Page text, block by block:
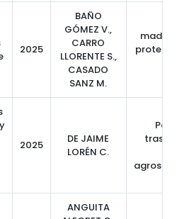
2025
BAÑO
GÓMEZ V.,
CARRO
LLORENTE S.,
CASADO
SANZ M.
madera
2025
DE JAIME
LORÉN C.
ANGUITA